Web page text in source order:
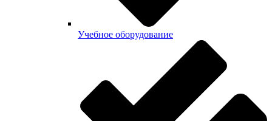
Учебное оборудование